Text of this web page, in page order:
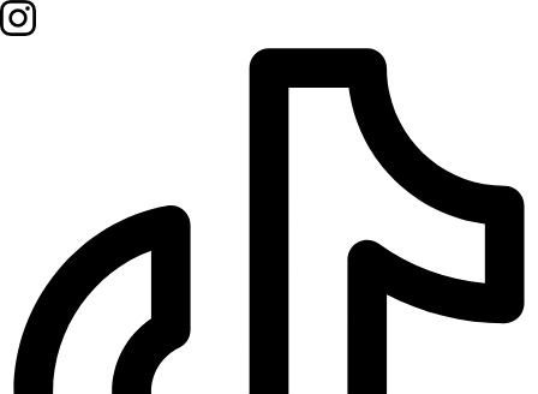
Umwelt & Nachhaltigkeit
Kontakt Fahrgäste